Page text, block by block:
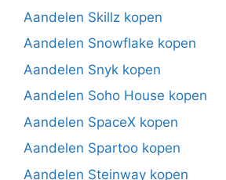
Aandelen Skillz kopen
Aandelen Snowflake kopen
Aandelen Snyk kopen
Aandelen Soho House kopen
Aandelen SpaceX kopen
Aandelen Spartoo kopen
Aandelen Steinway kopen